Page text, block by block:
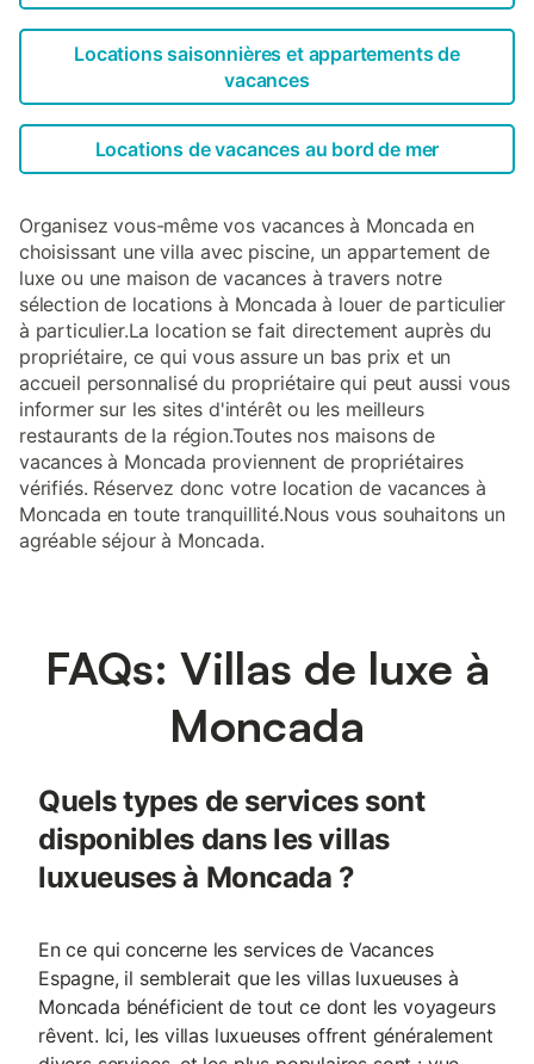
Locations saisonnières et appartements de
vacances
Locations de vacances au bord de mer
Organisez vous-même vos vacances à Moncada en
choisissant une villa avec piscine, un appartement de
luxe ou une maison de vacances à travers notre
sélection de locations à Moncada à louer de particulier
à particulier.La location se fait directement auprès du
propriétaire, ce qui vous assure un bas prix et un
accueil personnalisé du propriétaire qui peut aussi vous
informer sur les sites d'intérêt ou les meilleurs
restaurants de la région.Toutes nos maisons de
vacances à Moncada proviennent de propriétaires
vérifiés. Réservez donc votre location de vacances à
Moncada en toute tranquillité.Nous vous souhaitons un
agréable séjour à Moncada.
FAQs: Villas de luxe à
Moncada
Quels types de services sont
disponibles dans les villas
luxueuses à Moncada ?
En ce qui concerne les services de Vacances
Espagne, il semblerait que les villas luxueuses à
Moncada bénéficient de tout ce dont les voyageurs
rêvent. Ici, les villas luxueuses offrent généralement